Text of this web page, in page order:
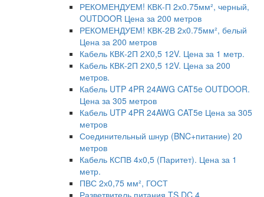
РЕКОМЕНДУЕМ! КВК-П 2х0.75мм², черный,
OUTDOOR Цена за 200 метров
РЕКОМЕНДУЕМ! КВК-2В 2х0.75мм², белый
Цена за 200 метров
Кабель КВК-2П 2Х0,5 12V. Цена за 1 метр.
Кабель КВК-2П 2Х0,5 12V. Цена за 200
метров.
Кабель UTP 4PR 24AWG CAT5e OUTDOOR.
Цена за 305 метров
Кабель UTP 4PR 24AWG CAT5e Цена за 305
метров
Соединительный шнур (BNC+питание) 20
метров
Кабель КСПВ 4х0,5 (Паритет). Цена за 1
метр.
ПВС 2х0,75 мм², ГОСТ
Разветвитель питания TS DC 4